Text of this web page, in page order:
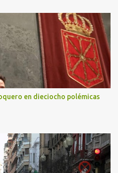
en dieciocho polémicas